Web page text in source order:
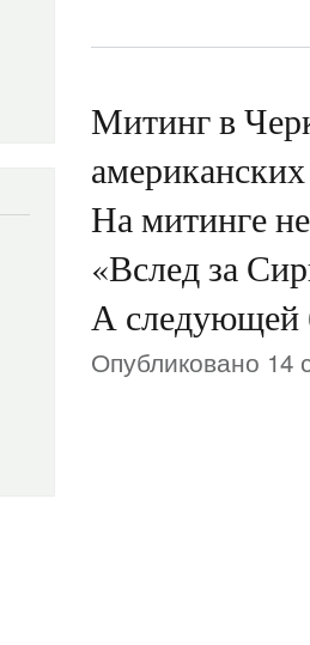
Митинг в
На митинге
«Вслед за
А следующей
Опубликовано 14